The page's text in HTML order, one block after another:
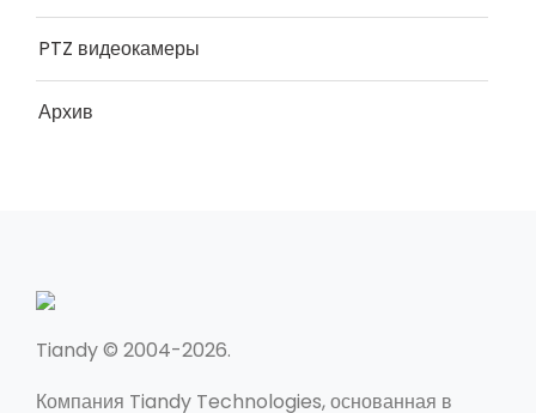
PTZ видеокамеры
Архив
Tiandy © 2004-2026.
Компания Tiandy Technologies, основанная в